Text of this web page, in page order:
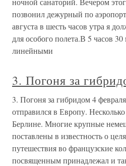
позвонил дежурный по
августа в шесть часов утра я
для особого полета.В 5 часов
линейными
3. Погоня за
3. Погоня за гибридом 4
отправился в Европу.
Берлине. Многие крупные
поставлены в известность о
путешествия во французские
посвященным принадлежал и